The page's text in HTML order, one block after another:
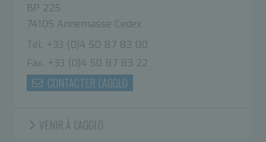
BP 225
74105 Annemasse Cedex
Tél. +33 (0)4 50 87 83 00
Fax. +33 (0)4 50 87 83 22
CONTACTER L'AGGLO
VENIR À L'AGGLO